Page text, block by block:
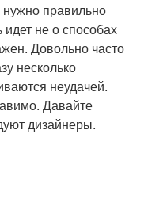
нужно правильно
не о способах
Довольно часто
несколько
неудачей.
Давайте
дизайнеры.